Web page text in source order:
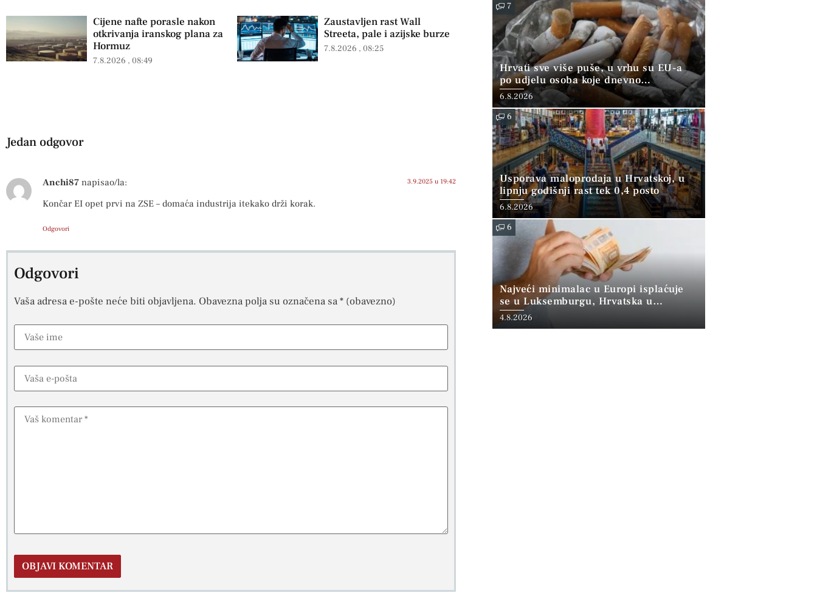
Cijene nafte porasle nakon
otkrivanja iranskog plana za
Hormuz
7.8.2026 08:49
Zaustavljen rast Wall
Streeta, pale i azijske burze
7.8.2026 08:25
Jedan odgovor
Anchi87 napisao/la: 3.9.2025 u 19:42
Končar EI opet prvi na ZSE – domaća industrija itekako drži korak.
Odgovori
Odgovori
Vaša adresa e-pošte neće biti objavljena. Obavezna polja su označena sa* (obavezno)
7
Hrvati sve više puše, u vrhu su EU-a
po udjelu osoba koje dnevno
konzumiraju duhan
6.8.2026
6
Usporava maloprodaja u Hrvatskoj, u
lipnju godišnji rast tek 0,4 posto
6.8.2026
6
Najveći minimalac u Europi isplaćuje
se u Luksemburgu, Hrvatska u
“srednjoj skupini”
4.8.2026